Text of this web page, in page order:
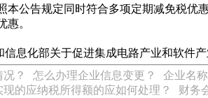
本公告规定同时符合多项定期减免税
惠。
息化部关于促进集成电路产业和软件
？ 怎么办理企业信息变更？ 企业名
的应纳税所得额的应如何处理？
财务